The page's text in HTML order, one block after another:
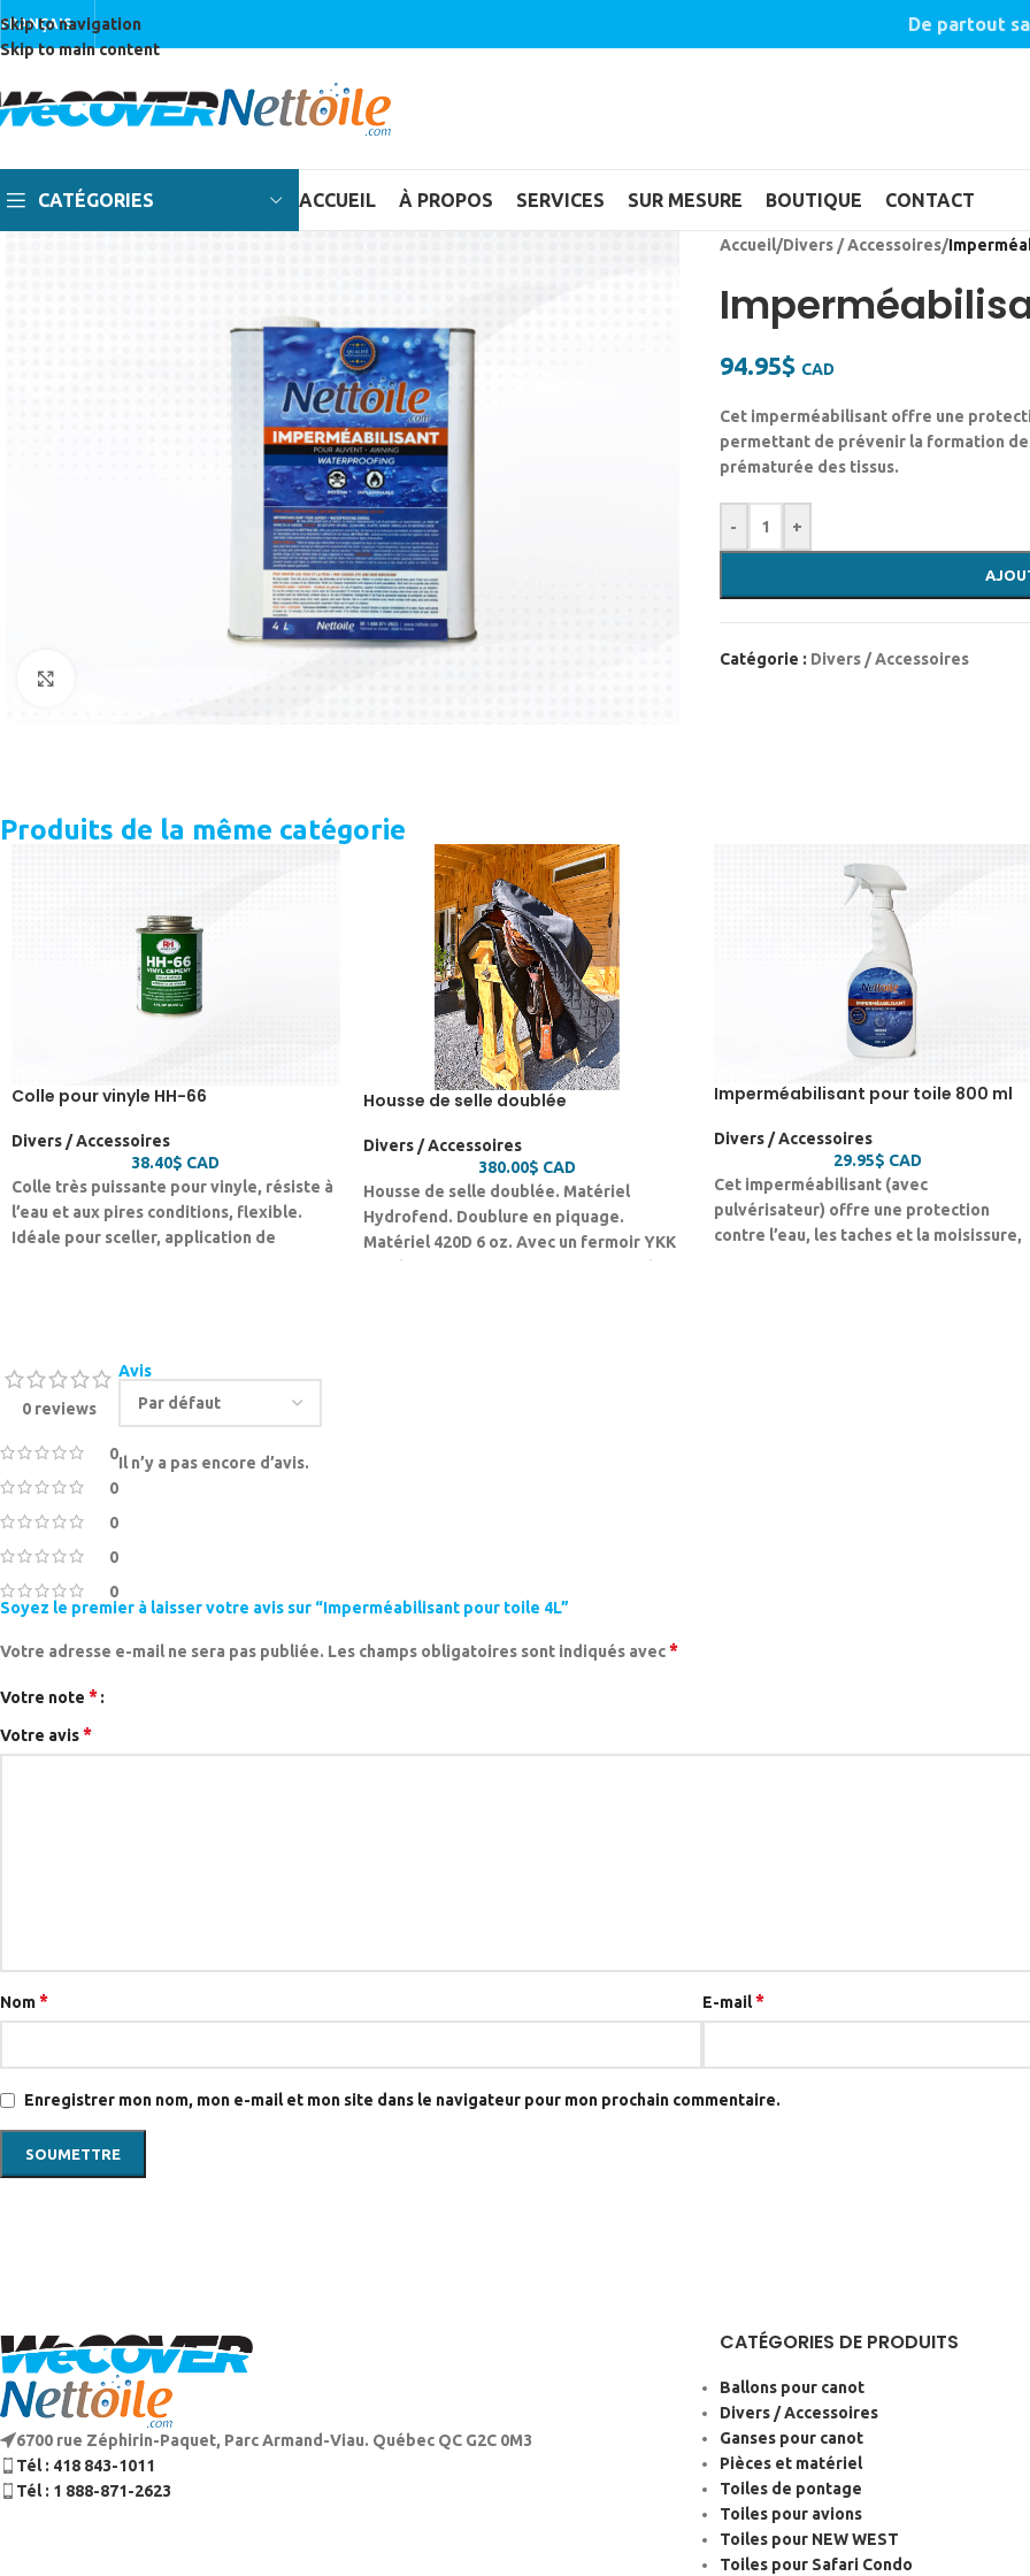
Skip to navigation
Skip to main content
FRANÇAIS De partout
CATÉGORIES ACCUEIL À PROPOS SERVICES SUR MESURE BOUTIQUE CONTACT
Accueil/Divers / Accessoires/
94.95$ CAD
Cet imperméabilisant offre une
permettant de prévenir la formation
prématurée des tissus.
- +
Catégorie : Divers / Accessoires
Produits de la même catégorie
Colle pour vinyle HH-66
Divers / Accessoires
38.40$ CAD
Colle très puissante pour vinyle, résiste à
l’eau et aux pires conditions, flexible.
Idéale pour sceller, application de
Housse de selle doublée
Divers / Accessoires
380.00$ CAD
Housse de selle doublée. Matériel
Hydrofend. Doublure en piquage.
Matériel 420D 6 oz. Avec un fermoir YKK
Imperméabilisant pour toile 800 ml
Divers / Accessoires
29.95$ CAD
Cet imperméabilisant (avec
pulvérisateur) offre une protection
contre l’eau, les taches et la moisissure,
0 reviews
0
0
0
0
0
Avis
Il n’y a pas encore d’avis.
Soyez le premier à laisser votre avis sur “Imperméabilisant pour toile 4L”
Votre adresse e-mail ne sera pas publiée. Les champs obligatoires sont indiqués avec*
Votre note *
Votre avis*
Nom* E-mail*
Enregistrer mon nom, mon e-mail et mon site dans le navigateur pour mon prochain commentaire.
6700 rue Zéphirin-Paquet, Parc Armand-Viau. Québec QC G2C 0M3
Tél : 418 843-1011
Tél : 1 888-871-2623
CATÉGORIES DE PRODUITS
Ballons pour canot
Divers / Accessoires
Ganses pour canot
Pièces et matériel
Toiles de pontage
Toiles pour avions
Toiles pour NEW WEST
Toiles pour Safari Condo